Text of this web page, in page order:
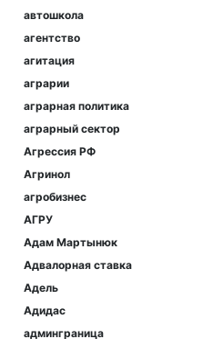
автошкола
агентство
агитация
аграрии
аграрная политика
аграрный сектор
Агрессия РФ
Агринол
агробизнес
АГРУ
Адам Мартынюк
Адвалорная ставка
Адель
Адидас
админграница